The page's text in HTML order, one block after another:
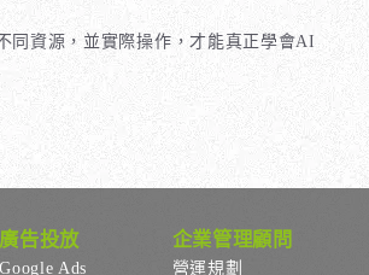
同資源，並實際操作，才能真正學會AI
廣告投放
Google Ads
企業管理顧問
營運規劃